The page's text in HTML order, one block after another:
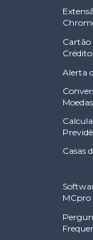
Cartão
Crédito
Alerta
Moedas
Casas
MCpro